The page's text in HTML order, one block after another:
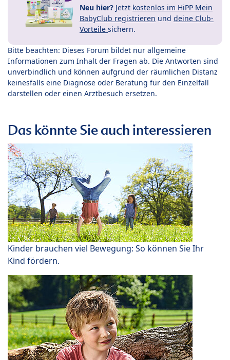
Neu hier? Jetzt kostenlos im HiPP Mein
BabyClub registrieren und deine Club-
Vorteile sichern.
Bitte beachten: Dieses Forum bildet nur allgemeine
Informationen zum Inhalt der Fragen ab. Die Antworten sind
unverbindlich und können aufgrund der räumlichen Distanz
keinesfalls eine Diagnose oder Beratung für den Einzelfall
darstellen oder einen Arztbesuch ersetzen.
Das könnte Sie auch interessieren
Kinder brauchen viel Bewegung: So können Sie Ihr
Kind fördern.